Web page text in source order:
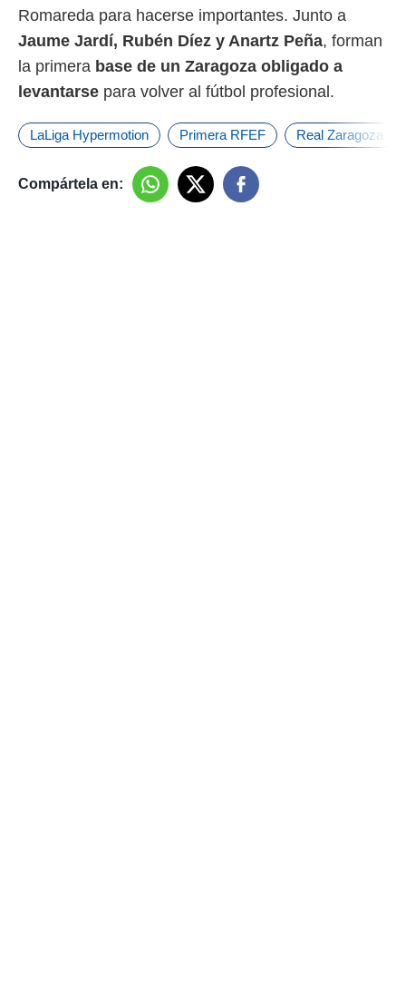
Romareda para hacerse importantes. Junto a
Jaume Jardí, Rubén Díez y Anartz Peña, forman
la primera base de un Zaragoza obligado a
levantarse para volver al fútbol profesional.
LaLiga Hypermotion Primera RFEF Real Zaragoza
Compártela en: